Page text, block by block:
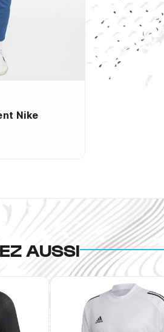
Nike
AUSSI